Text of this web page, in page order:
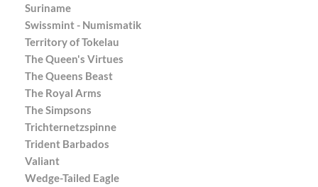
Suriname
Swissmint - Numismatik
Territory of Tokelau
The Queen's Virtues
The Queens Beast
The Royal Arms
The Simpsons
Trichternetzspinne
Trident Barbados
Valiant
Wedge-Tailed Eagle